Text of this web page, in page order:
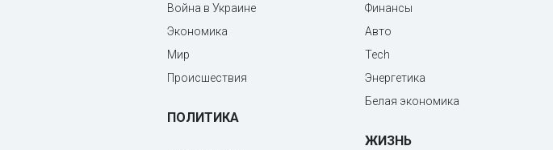
Война в Украине
Экономика
Мир
Происшествия
ПОЛИТИКА
Финансы
Авто
Tech
Энергетика
Белая экономика
ЖИЗНЬ